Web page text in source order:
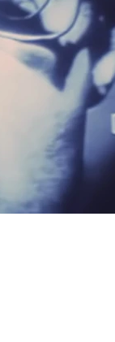
Internet des
Windows
Témoignages